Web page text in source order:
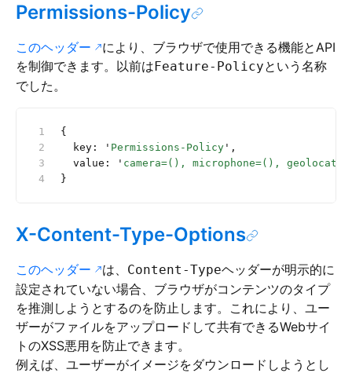
Permissions-Policy
このヘッダー
により、ブラウザで使用できる機能とAPI
を制御できます。以前はFeature-Policyという名称
でした。
{
  key:
' Permissions-Policy ' ,
  value:
' camera=(), microphone=(),
}
X-Content-Type-Options
このヘッダー は、 Content-Typeヘッダーが明示的に
設定されていない場合、ブラウザがコンテンツのタイプ
を推測しようとするのを防止します。これにより、ユー
ザーがファイルをアップロードして共有できるWebサイ
トのXSS悪用を防止できます。
例えば、ユーザーがイメージをダウンロードしようとし